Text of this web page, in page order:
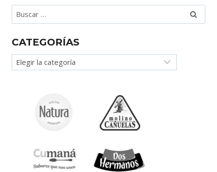
Buscar:
CATEGORÍAS
Categorías